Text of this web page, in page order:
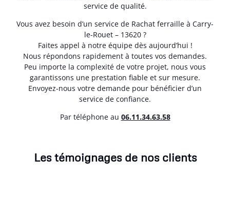
service de qualité.
Vous avez besoin d’un service de Rachat ferraille à Carry-
le-Rouet – 13620 ?
Faites appel à notre équipe dès aujourd’hui !
Nous répondons rapidement à toutes vos demandes.
Peu importe la complexité de votre projet, nous vous
garantissons une prestation fiable et sur mesure.
Envoyez-nous votre demande pour bénéficier d’un
service de confiance.
Par téléphone au 06.11.34.63.58
Les témoignages de nos clients